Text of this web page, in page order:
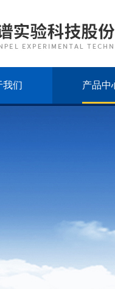
我们 产品中